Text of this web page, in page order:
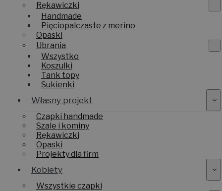
Rękawiczki
Handmade
Pięciopalczaste z merino
Opaski
Ubrania
Wszystko
Koszulki
Tank topy
Sukienki
Własny projekt
Czapki handmade
Szale i kominy
Rękawiczki
Opaski
Projekty dla firm
Kobiety
Wszystkie czapki